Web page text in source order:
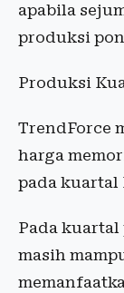
apabila
produksi
Produksi
TrendForce
harga
pada kuartal
Pada kuartal
masih